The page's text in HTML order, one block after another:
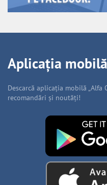
Aplicația mobilă
Descarcă aplicația mobilă
recomandări și noutăți!